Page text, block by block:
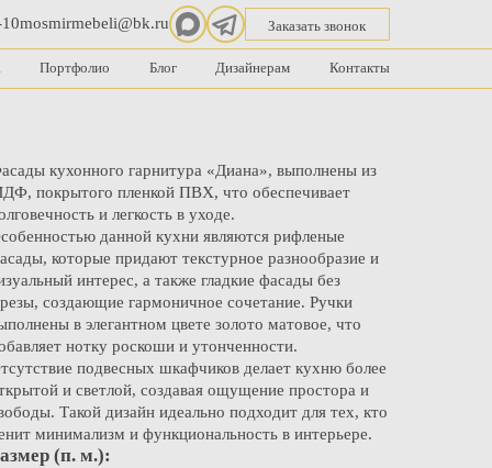
mosmirmebeli@bk.ru Заказать звонок
Портфолио Блог Дизайнерам Контакты
кухонного гарнитура «Диана», выполнены из
покрытого пленкой ПВХ, что обеспечивает
и легкость в уходе.
данной кухни являются рифленые
которые придают текстурное разнообразие и
интерес, а также гладкие фасады без
создающие гармоничное сочетание. Ручки
в элегантном цвете золото матовое, что
нотку роскоши и утонченности.
подвесных шкафчиков делает кухню более
и светлой, создавая ощущение простора и
Такой дизайн идеально подходит для тех, кто
минимализм и функциональность в интерьере.
(п. м.):